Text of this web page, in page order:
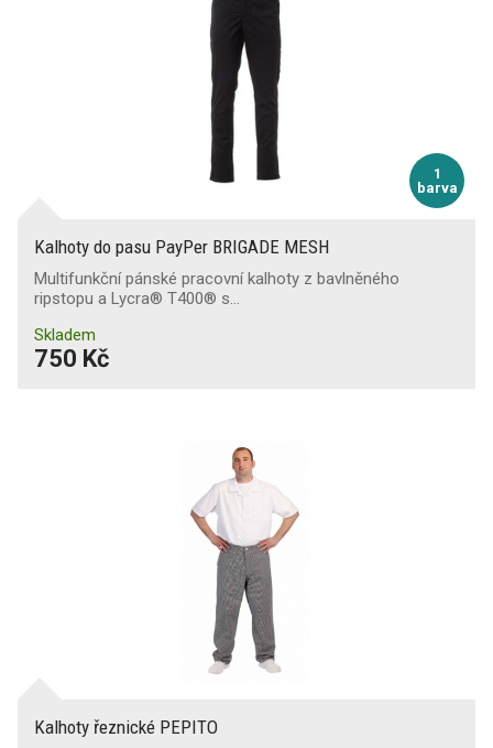
1
barva
Kalhoty do pasu PayPer BRIGADE MESH
Multifunkční pánské pracovní kalhoty z bavlněného
ripstopu a Lycra® T400® s…
Skladem
750 Kč
Kalhoty řeznické PEPITO